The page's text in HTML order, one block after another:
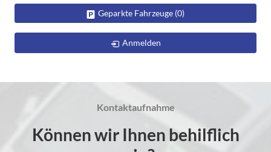
Geparkte Fahrzeuge (0)
Anmelden
Kontaktaufnahme
Können wir Ihnen behilflich